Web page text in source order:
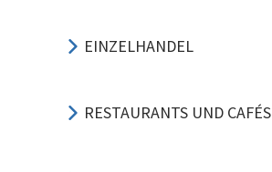
EINZELHANDEL
RESTAURANTS UND CAFÉS